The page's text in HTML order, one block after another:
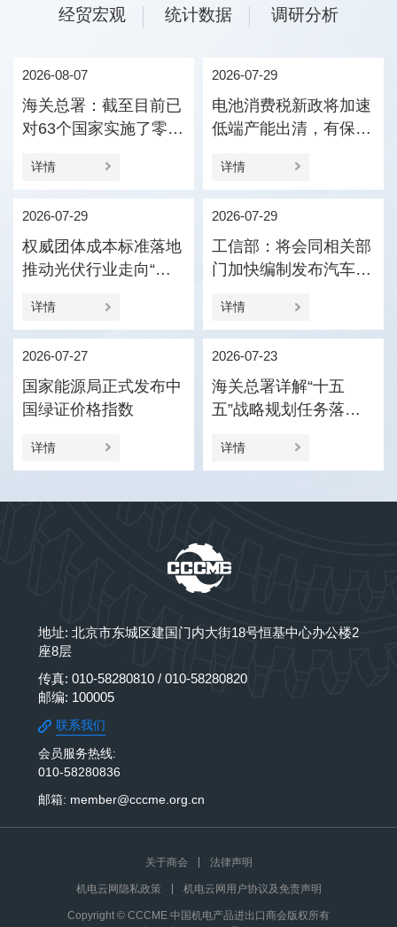
经贸宏观 统计数据 调研分析
2026-08-07
海关总署：截至目前已
对63个国家实施了零关
详情
2026-07-29
电池消费税新政将加速
低端产能出清，有保有
详情
2026-07-29
权威团体成本标准落地
推动光伏行业走向“价
详情
2026-07-29
工信部：将会同相关部
门加快编制发布汽车企
指引
详情
2026-07-27
国家能源局正式发布中
国绿证价格指数
详情
2026-07-23
海关总署详解“十五
五”战略规划任务落实
大、进出口更加协调
详情
地址: 北京市东城区建国门内大街18号恒基中心办公楼2
座8层
传真: 010-58280810 / 010-58280820
邮编: 100005
联系我们
会员服务热线:
010-58280836
邮箱: member@cccme.org.cn
关于商会 法律声明
机电云网隐私政策 机电云网用户协议及免责声明
Copyright © CCCME 中国机电产品进出口商会版权所有